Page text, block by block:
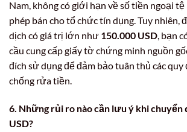
Nam, không có giới hạn về số tiền ngoại
phép bán cho tổ chức tín dụng. Tuy nhiên,
dịch có giá trị lớn như 150.000 USD, bạn
cầu cung cấp giấy tờ chứng minh nguồn
đích sử dụng để đảm bảo tuân thủ các quy
chống rửa tiền.
6. Những rủi ro nào cần lưu ý khichuyển
USD?